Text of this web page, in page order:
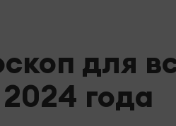
для
года